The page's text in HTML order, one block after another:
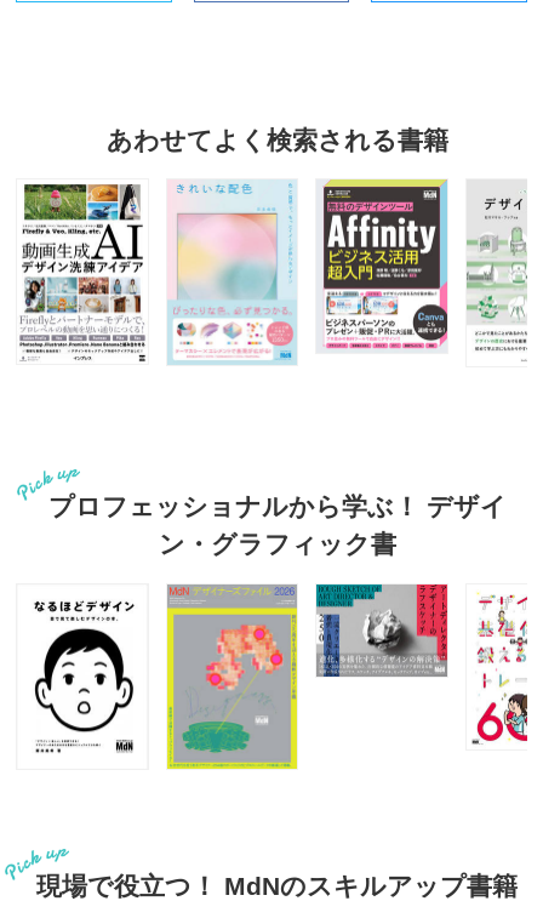
あわせてよく検索される書籍
プロフェッショナルから学ぶ！ デザイ
ン・グラフィック書
現場で役立つ！ MdNのスキルアップ書籍